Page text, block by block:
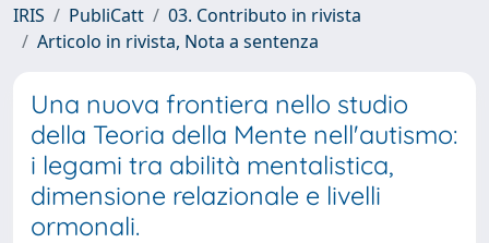
IRIS PubliCatt
03. Contributo in rivista
Articolo in rivista, Nota a sentenza
Una nuova frontiera nello studio
della Teoria della Mente nell'autismo:
i legami tra abilità mentalistica,
dimensione relazionale e livelli
ormonali.